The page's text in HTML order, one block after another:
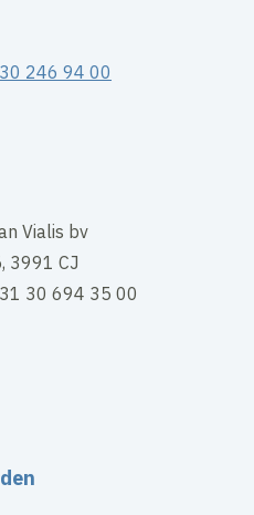
246 94 00
Vialis bv
3991 CJ
30 694 35 00